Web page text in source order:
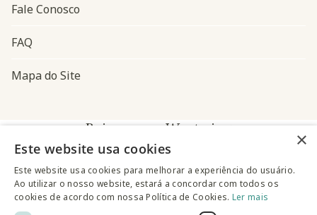
Fale Conosco
FAQ
Mapa do Site
Baixe o app Westwing
×
Este website usa cookies
Este website usa cookies para melhorar a experiência do usuário.
Ao utilizar o nosso website, estará a concordar com todos os
cookies de acordo com nossa Política de Cookies. Ler mais